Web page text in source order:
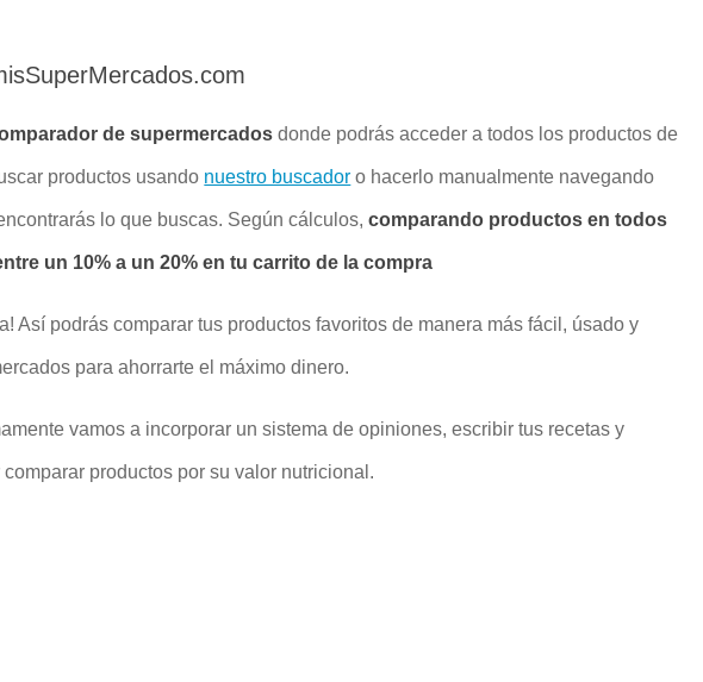
de supermercados donde podrás acceder a todos los productos de
productos usando nuestro buscador o hacerlo manualmente navegando
lo que buscas. Según cálculos,comparando productos en todos
un 10% a un 20% en tu carrito de la compra
Así podrás comparar tus productos favoritos de manera más fácil, úsado y
para ahorrarte el máximo dinero.
vamos a incorporar un sistema de opiniones, escribir tus recetas y
productos por su valor nutricional.